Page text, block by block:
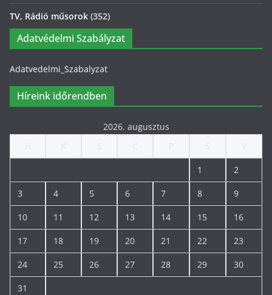
TV, Rádió műsorok (352)
Adatvédelmi Szabályzat
Adatvedelmi_Szabalyzat
Híreink időrendben
2026. augusztus
1 2
3 4 5 6 7 8 9
10 11 12 13 14 15 16
17 18 19 20 21 22 23
24 25 26 27 28 29 30
31